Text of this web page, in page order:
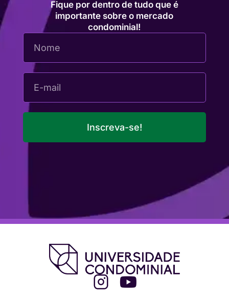
Fique por dentro de tudo que é
importante sobre o mercado
condominial!
Inscreva-se!